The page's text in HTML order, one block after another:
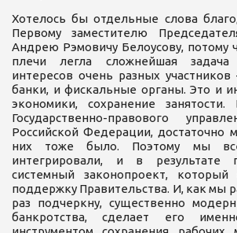
Хотелось бы отдельные слова
Первому заместителю
Андрею Рэмовичу Белоусову, потому
плечи легла сложнейшая
интересов очень разных
банки, и фискальные органы. Это и
экономики, сохранение
Государственно-правового
Российской Федерации, достаточно
них тоже было. Поэтому мы
интегрировали, и в результате
системный законопроект, который
поддержку Правительства. И, как мы
раз подчеркну, существенно
банкротства, сделает его